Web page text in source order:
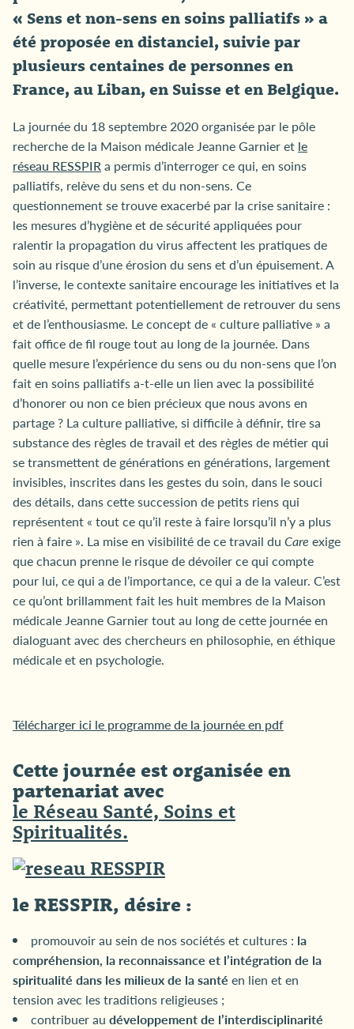
« Sens et non-sens en soins palliatifs » a
été proposée en distanciel, suivie par
plusieurs centaines de personnes en
France, au Liban, en Suisse et en Belgique.
La journée du 18 septembre 2020 organisée par le pôle
recherche de la Maison médicale Jeanne Garnier et le
réseau RESSPIRa permis d’interroger ce qui, en soins
palliatifs, relève du sens et du non-sens. Ce
questionnement se trouve exacerbé par la crise sanitaire :
les mesures d’hygiène et de sécurité appliquées pour
ralentir la propagation du virus affectent les pratiques de
soin au risque d’une érosion du sens et d’un épuisement. A
l’inverse, le contexte sanitaire encourage les initiatives et la
créativité, permettant potentiellement de retrouver du sens
et de l’enthousiasme. Le concept de « culture palliative » a
fait office de fil rouge tout au long de la journée. Dans
quelle mesure l’expérience du sens ou du non-sens que l’on
fait en soins palliatifs a-t-elle un lien avec la possibilité
d’honorer ou non ce bien précieux que nous avons en
partage ? La culture palliative, si difficile à définir, tire sa
substance des règles de travail et des règles de métier qui
se transmettent de générations en générations, largement
invisibles, inscrites dans les gestes du soin, dans le souci
des détails, dans cette succession de petits riens qui
représentent « tout ce qu’il reste à faire lorsqu’il n’y a plus
rien à faire ». La mise en visibilité de ce travail du Care exige
que chacun prenne le risque de dévoiler ce qui compte
pour lui, ce qui a de l’importance, ce qui a de la valeur. C’est
ce qu’ont brillamment fait les huit membres de la Maison
médicale Jeanne Garnier tout au long de cette journée en
dialoguant avec des chercheurs en philosophie, en éthique
médicale et en psychologie.
Télécharger ici le programme de la journée en pdf
Cette journée est organisée en
partenariat avec
le Réseau Santé, Soins et
Spiritualités.
le RESSPIR, désire :
promouvoir au sein de nos sociétés et cultures : la
compréhension, la reconnaissance et l’intégration de la
spiritualité dans les milieux de la santé en lien et en
tension avec les traditions religieuses ;
contribuer au développement de l’interdisciplinarité